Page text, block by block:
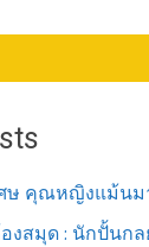
ศษ คุณหญิงแม้นม
งสมุด : นักปั้นก